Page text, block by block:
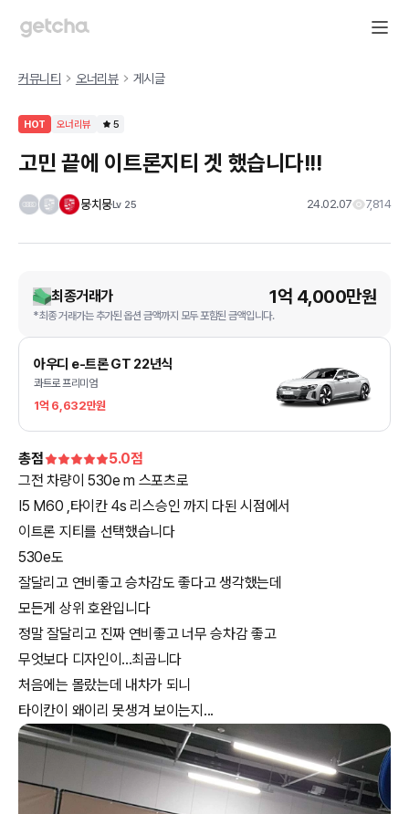
커뮤니티 오너리뷰 게시글
HOT 오너리뷰 5
고민 끝에 이트론지티 겟 했습니다!!!
뭉치뭉Lv 25 24.02.07 7,814
최종거래가 1억 4,000만원
*최종 거래가는 추가된 옵션 금액까지 모두 포함된 금액입니다.
아우디 e-트론 GT 22년식
콰트로 프리미엄
1억 6,632만원
총점 5.0점
그전 차량이 530e m 스포츠로
I5 M60 ,타이칸 4s 리스승인 까지 다된 시점에서
이트론 지티를 선택했습니다
530e도
잘달리고 연비좋고 승차감도 좋다고 생각했는데
모든게 상위 호완입니다
정말 잘달리고 진짜 연비좋고 너무 승차감 좋고
무엇보다 디자인이...최곱니다
처음에는 몰랐는데 내차가 되니
타이칸이 왜이리 못생겨 보이는지...